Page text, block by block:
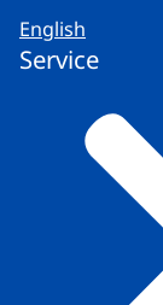
English
Service